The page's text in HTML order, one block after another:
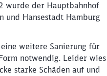
wurde der Hauptbahnhof
und Hansestadt Hamburg
weitere Sanierung für
notwendig. Leider wies
starke Schäden auf und
Schließen
Weiter